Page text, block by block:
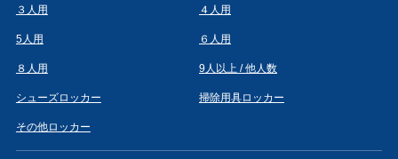
３人用 ４人用
5人用 ６人用
８人用 9人以上 / 他人数
シューズロッカー 掃除用具ロッカー
その他ロッカー